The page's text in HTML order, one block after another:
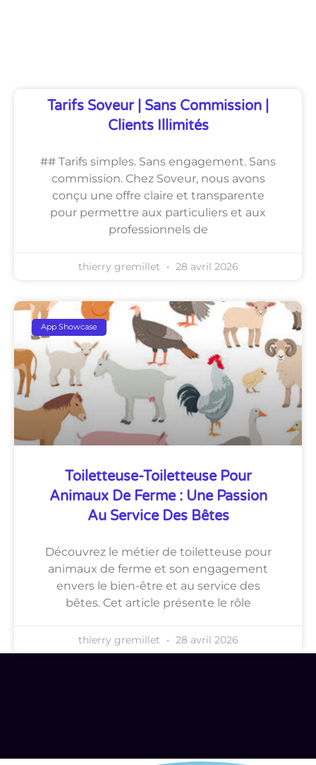
Tarifs Soveur | Sans Commission |
Clients Illimités
## Tarifs simples. Sans engagement. Sans
commission. Chez Soveur, nous avons
conçu une offre claire et transparente
pour permettre aux particuliers et aux
professionnels de
thierry gremillet 28 avril 2026
App Showcase
Toiletteuse-Toiletteuse Pour
Animaux De Ferme : Une Passion
Au Service Des Bêtes
Découvrez le métier de toiletteuse pour
animaux de ferme et son engagement
envers le bien-être et au service des
bêtes. Cet article présente le rôle
thierry gremillet 28 avril 2026